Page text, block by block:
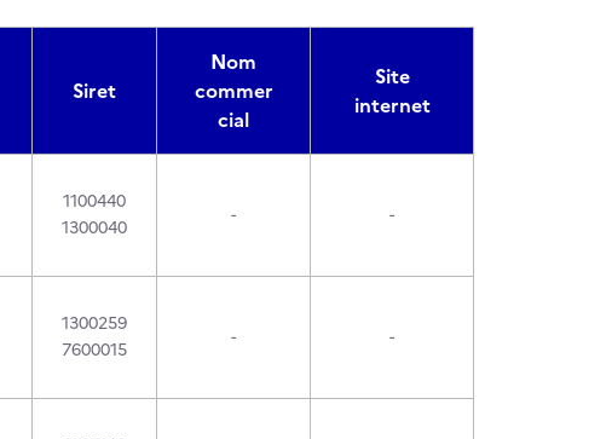
Siret
Nom
commer
cial
Site
internet
1100440
1300040
- -
1300259
7600015
- -